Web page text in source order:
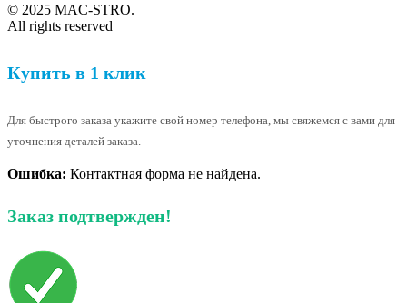
© 2025 MAC-STRO.
All rights reserved
Купить в 1 клик
Для быстрого заказа укажите свой номер телефона, мы свяжемся с вами для
уточнения деталей заказа.
Ошибка: Контактная форма не найдена.
Заказ подтвержден!